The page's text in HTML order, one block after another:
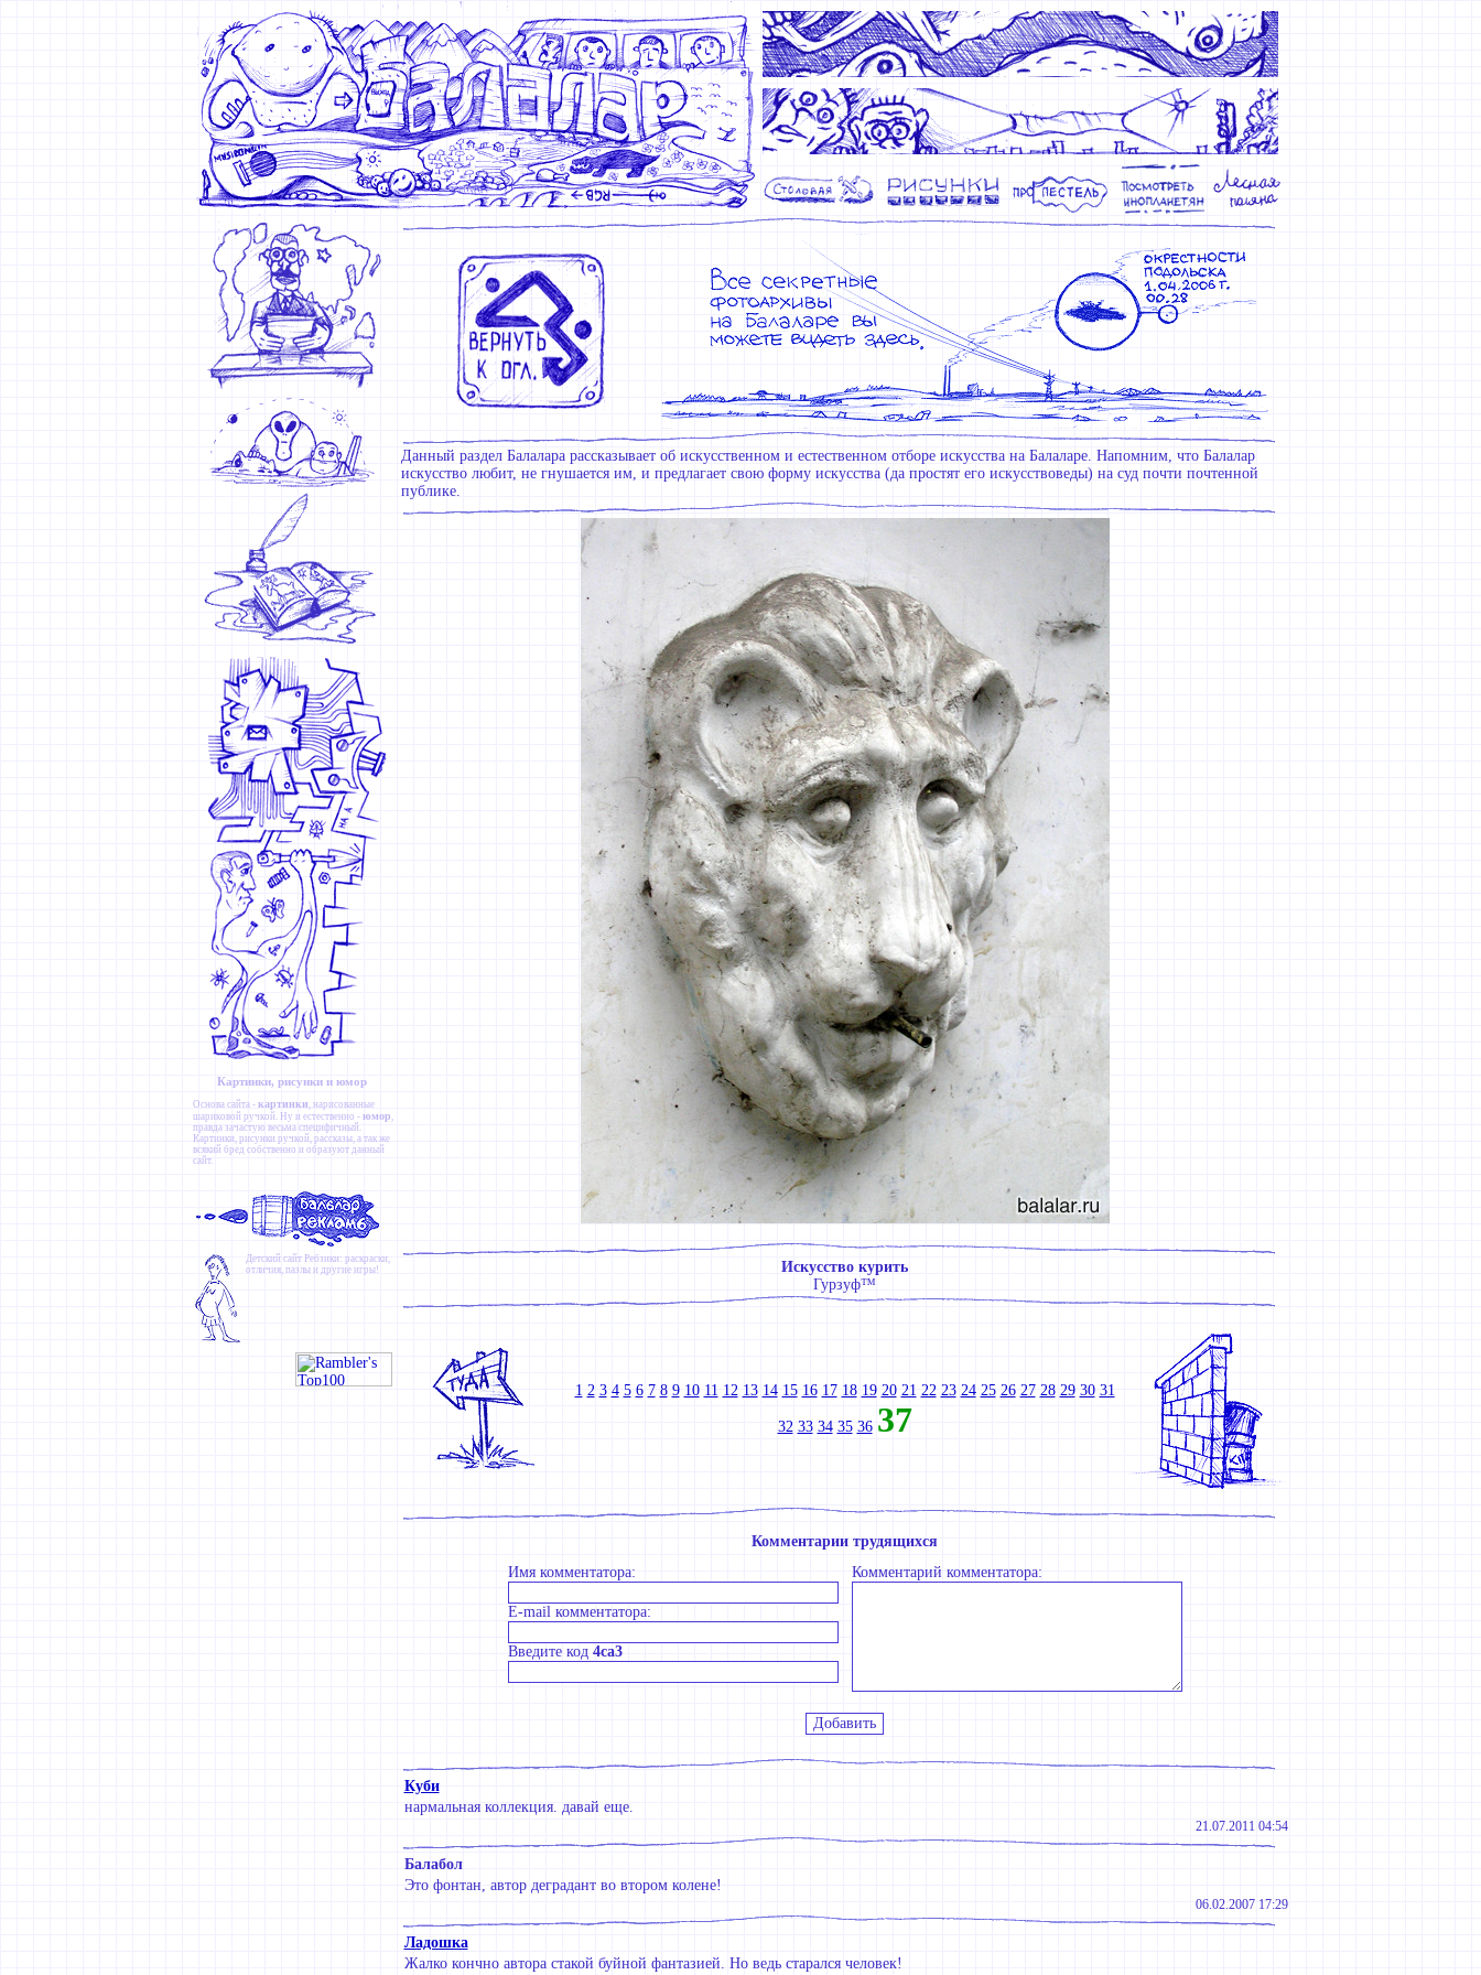
Картинки, рисунки и юмор
Основа сайта - картинки, нарисованные
шариковой ручкой. Ну и естественно - юмор,
правда зачастую весьма специфичный.
Картинки, рисунки ручкой, рассказы, а так же
всякий бред собственно и образуют данный
сайт.
Детский сайт Ребзики: раскраски,
отличия, пазлы и другие игры!
Данный раздел Балалара рассказывает об искусственном и естественном отборе искусства на Балаларе. Напомним, что Балалар
искусство любит, не гнушается им, и предлагает свою форму искусства (да простят его искусствоведы) на суд почти почтенной
публике.
Искусство курить
Гурзуф™
1 2 3 4 5 6 7 8 9 10 11 12 13 14 15 16 17 18 19 20 21 22 23 24 25 26 27 28 29 30 31
32 33 34 35 36 37
Комментарии трудящихся
Имя комментатора:
E-mail комментатора:
Введите код 4ca3
Комментарий комментатора:
Куби
нармальная коллекция. давай еще.
21.07.2011 04:54
Балабол
Это фонтан, автор деградант во втором колене!
06.02.2007 17:29
Ладошка
Жалко кончно автора стакой буйной фантазией. Но ведь старался человек!